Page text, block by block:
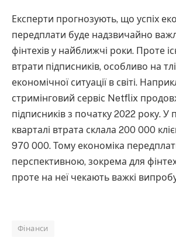
Експерти прогнозують, що успіх
передплати буде надзвичайно
фінтехів у найближчі роки. Проте
втрати підписників, особливо на
економічної ситуації в світі.
стримінговий сервіс Netflix
підписників з початку 2022 року.
кварталі втрата склала 200 000
970 000. Тому економіка
перспективною, зокрема для
проте на неї чекають важкі
Фінанси